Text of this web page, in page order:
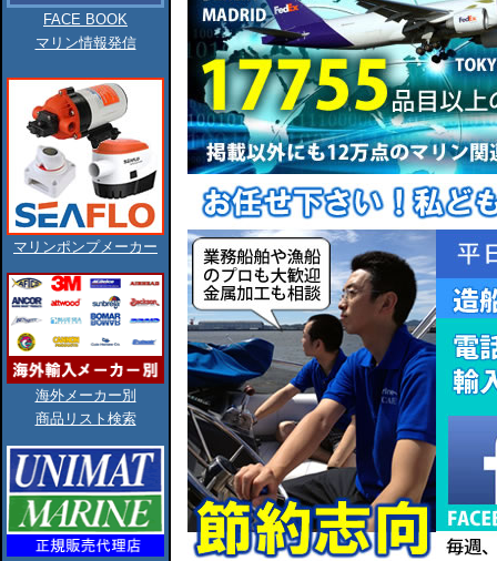
FACE BOOK
マリン情報発信
マリンポンプメーカー
海外メーカー別
商品リスト検索